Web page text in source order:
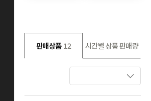
판매상품 12 시간별 상품 판매량